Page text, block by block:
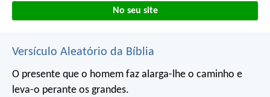
No seu site
Versículo Aleatório da Bíblia
O presente que o homem faz alarga-lhe o caminho e
leva-o perante os grandes.